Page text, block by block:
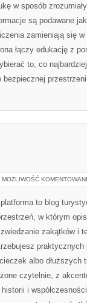
w sposób
są podawane
zamieniają się
łączy edukację z
to, co
bezpiecznej
MOŻLIWOŚĆ
to blog
w którym
zakątków i
praktycznych
albo dłuższych
czytelnie, z
i